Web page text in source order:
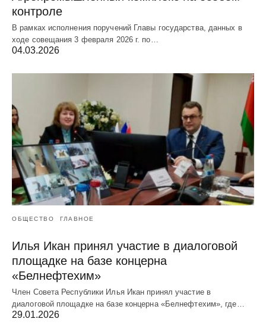
контроле
В рамках исполнения поручений Главы государства, данных в
ходе совещания 3 февраля 2026 г. по…
04.03.2026
ОБЩЕСТВО ГЛАВНОЕ
Илья Икан принял участие в диалоговой
площадке на базе концерна
«Белнефтехим»
Член Совета Республики Илья Икан принял участие в
диалоговой площадке на базе концерна «Белнефтехим», где…
29.01.2026